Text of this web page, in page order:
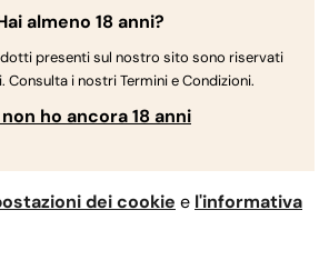
The RQS Blog
almeno 18 anni?
presenti sul nostro sito sono riservati
Consulta i nostri Termini e Condizioni.
ho ancora 18 anni
dei cookie e l'informativa